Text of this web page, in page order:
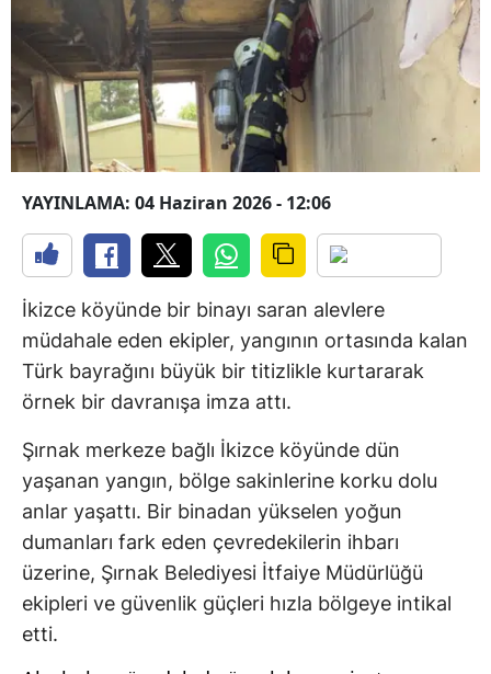
YAYINLAMA: 04 Haziran 2026 - 12:06
İkizce köyünde bir binayı saran alevlere
müdahale eden ekipler, yangının ortasında kalan
Türk bayrağını büyük bir titizlikle kurtararak
örnek bir davranışa imza attı.
Şırnak merkeze bağlı İkizce köyünde dün
yaşanan yangın, bölge sakinlerine korku dolu
anlar yaşattı. Bir binadan yükselen yoğun
dumanları fark eden çevredekilerin ihbarı
üzerine, Şırnak Belediyesi İtfaiye Müdürlüğü
ekipleri ve güvenlik güçleri hızla bölgeye intikal
etti.